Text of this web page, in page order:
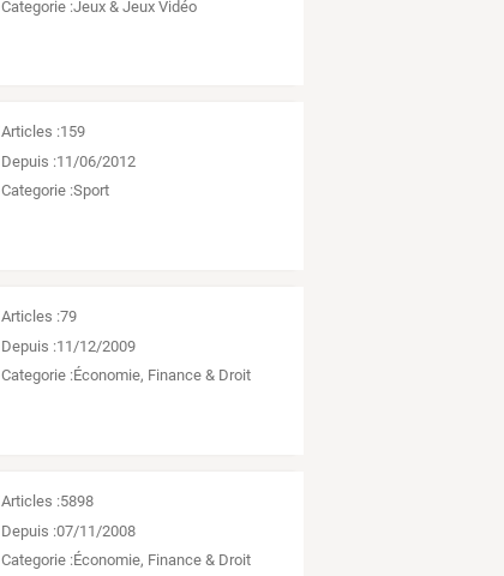
Categorie :Jeux & Jeux Vidéo
Articles :159
Depuis :11/06/2012
Categorie :Sport
Articles :79
Depuis :11/12/2009
Categorie :Économie, Finance & Droit
Articles :5898
Depuis :07/11/2008
Categorie :Économie, Finance & Droit